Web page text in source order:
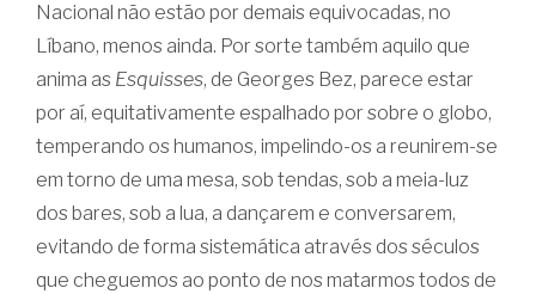
Nacional não estão por demais equivocadas, no
Líbano, menos ainda. Por sorte também aquilo que
anima as Esquisses, de Georges Bez, parece estar
por aí, equitativamente espalhado por sobre o globo,
temperando os humanos, impelindo-os a reunirem-se
em torno de uma mesa, sob tendas, sob a meia-luz
dos bares, sob a lua, a dançarem e conversarem,
evitando de forma sistemática através dos séculos
que cheguemos ao ponto de nos matarmos todos de